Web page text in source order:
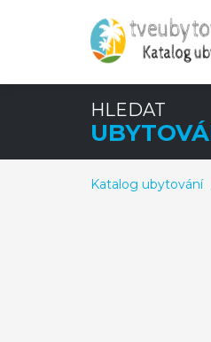
HLEDAT
Katalog ubytování